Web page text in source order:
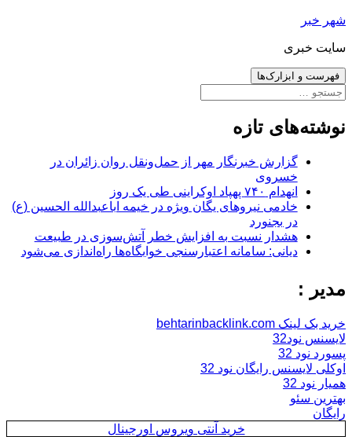
رفتن
نوشته‌ها
شهر خبر
سایت خبری
فهرست و ابزارک‌ها
جستجو
نوشته‌های تازه
گزارش خبرنگار مهر از حمل‌ونقل روان زائران در
خسروی
انهدام ۷۴۰ پهپاد اوکراینی طی یک روز
خادمی نیروهای یگان ویژه در خیمه اباعبدالله الحسین (ع)
در بجنورد
هشدار نسبت به افزایش خطر آتش‌سوزی در طبیعت
دیانی: سامانه اعتبارسنجی خوابگاه‌ها راه‌اندازی می‌شود
مدیر :
خرید بک لینک behtarinbacklink.com
لایسنس نود32
پسورد نود 32
اوکلی لایسنس رایگان نود 32
همیار نود 32
بهترین سئو
رایگان
خرید آنتی ویروس اورجینال